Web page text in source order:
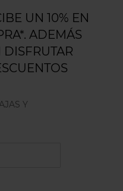
UN 10% EN
ADEMÁS
DISFRUTAR
Y